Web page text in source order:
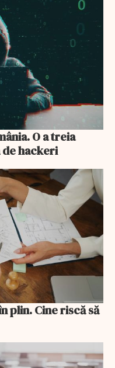
O a treia
hackeri
plin. Cine riscă să